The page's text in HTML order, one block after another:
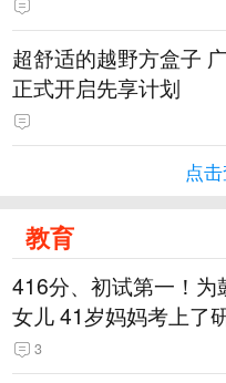
超舒适的越野方盒子
正式开启先享计划
点
教育
416分、初试第一！为
女儿 41岁妈妈考上了
3